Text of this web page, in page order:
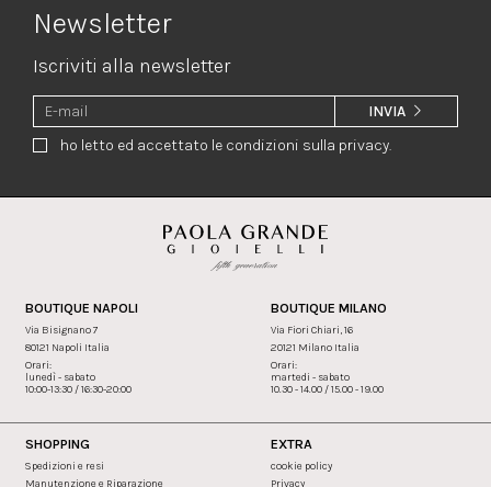
Newsletter
Iscriviti alla newsletter
ho letto ed accettato le condizioni sulla privacy.
INVIA
BOUTIQUE NAPOLI
Via Bisignano 7
80121 Napoli Italia
Orari:
lunedì - sabato
10:00-13:30 / 16:30-20:00
BOUTIQUE MILANO
Via Fiori Chiari, 16
20121 Milano Italia
Orari:
martedi - sabato
10.30 - 14.00 / 15.00 - 19.00
SHOPPING
Spedizioni e resi
Manutenzione e Riparazione
EXTRA
cookie policy
Privacy